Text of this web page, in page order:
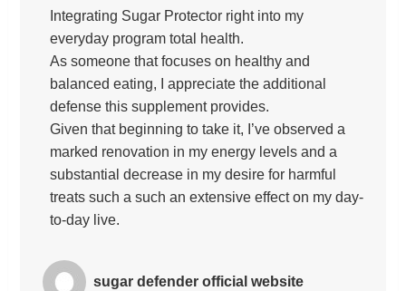
Integrating Sugar Protector right into my
everyday program total health.
As someone that focuses on healthy and
balanced eating, I appreciate the additional
defense this supplement provides.
Given that beginning to take it, I’ve observed a
marked renovation in my energy levels and a
substantial decrease in my desire for harmful
treats such a such an extensive effect on my day-
to-day live.
sugar defender official website